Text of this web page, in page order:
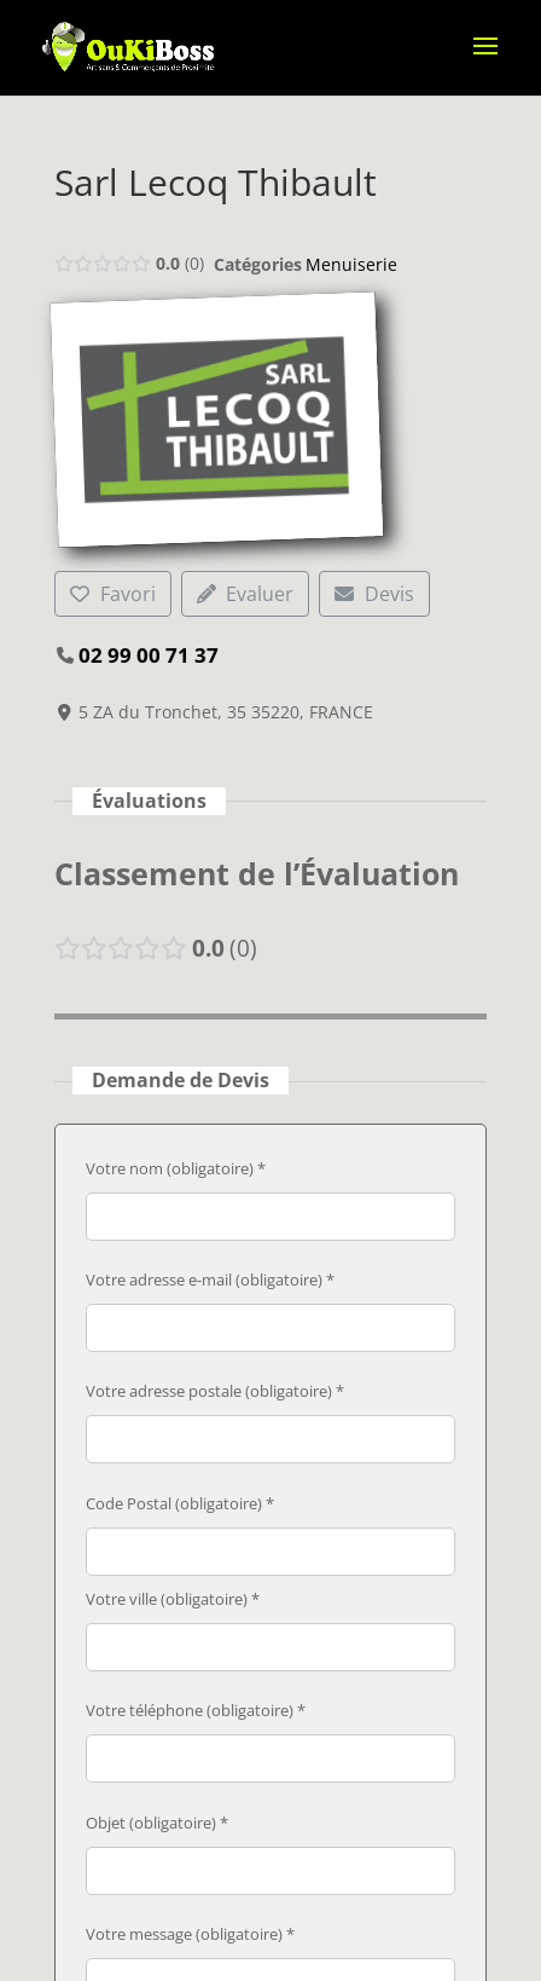
Sarl Lecoq Thibault
0.0 0 Catégories Menuiserie
Favori Evaluer Devis
02 99 00 71 37
5 ZA du Tronchet, 35 35220, FRANCE
Évaluations
Classement de l’Évaluation
0.0 0
Demande de Devis
Votre nom (obligatoire) *
Votre adresse e-mail (obligatoire) *
Votre adresse postale (obligatoire) *
Code Postal (obligatoire) *
Votre ville (obligatoire) *
Votre téléphone (obligatoire) *
Objet (obligatoire) *
Votre message (obligatoire) *